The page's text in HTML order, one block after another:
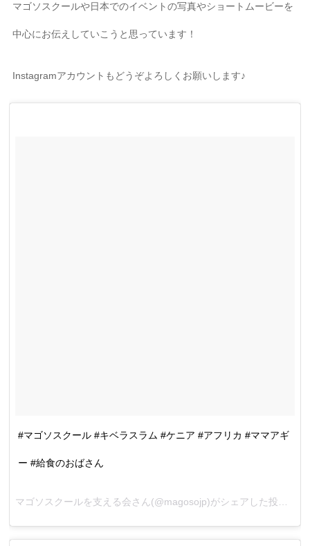
マゴソスクールや日本でのイベントの写真やショートムービーを
中心にお伝えしていこうと思っています！
Instagramアカウントもどうぞよろしくお願いします♪
#マゴソスクール #キベラスラム #ケニア #アフリカ #ママアギ
ー #給食のおばさん